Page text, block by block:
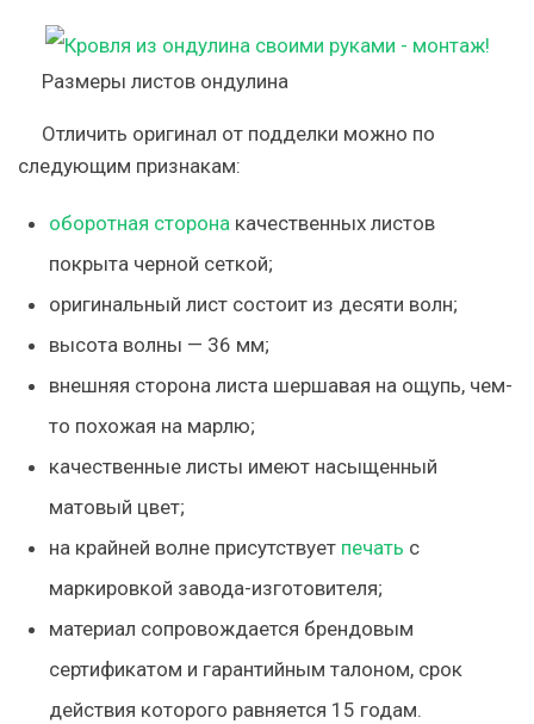
Размеры листов ондулина
Отличить оригинал от подделки можно по
следующим признакам:
оборотная сторонакачественных листов
покрыта черной сеткой;
оригинальный лист состоит из десяти волн;
высота волны — 36 мм;
внешняя сторона листа шершавая на ощупь, чем-
то похожая на марлю;
качественные листы имеют насыщенный
матовый цвет;
на крайней волне присутствует печать с
маркировкой завода-изготовителя;
материал сопровождается брендовым
сертификатом и гарантийным талоном, срок
действия которого равняется 15 годам.